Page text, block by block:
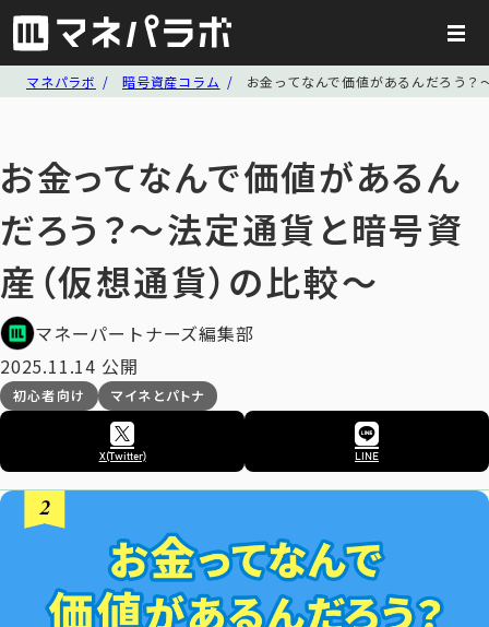
マネパラボ 暗号資産コラム お金ってなんで価値があるんだろう
お金ってなんで価値があるん
だろう？～法定通貨と暗号資
産（仮想通貨）の比較～
マネーパートナーズ編集部
2025.11.14 公開
初心者向け マイネとパトナ
X(Twitter) LINE